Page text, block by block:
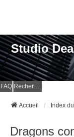
Studio
FAQ Rechercher
Accueil Index
Dragons